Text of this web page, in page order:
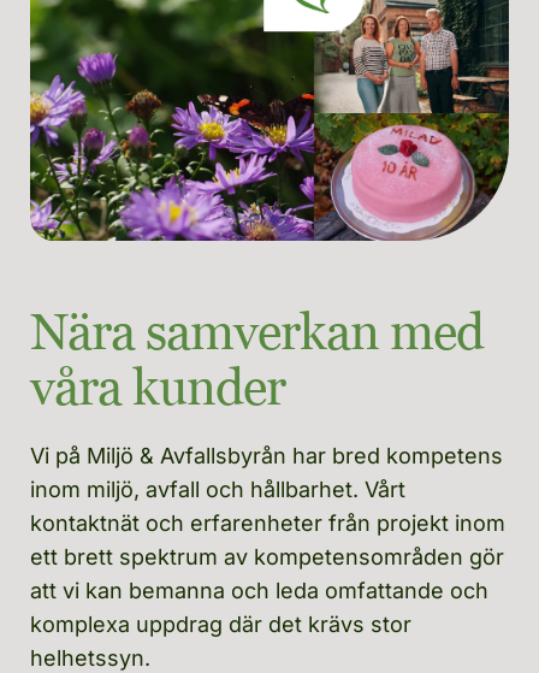
Nära samverkan med
våra kunder
Vi på Miljö & Avfallsbyrån har bred kompetens
inom miljö, avfall och hållbarhet. Vårt
kontaktnät och erfarenheter från projekt inom
ett brett spektrum av kompetensområden gör
att vi kan bemanna och leda omfattande och
komplexa uppdrag där det krävs stor
helhetssyn.